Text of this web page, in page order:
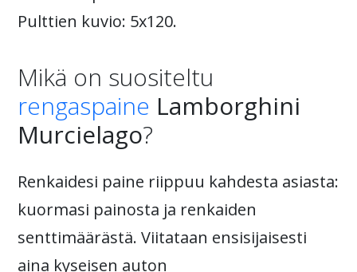
Pulttien kuvio: 5x120.
Mikä on suositeltu
rengaspaine Lamborghini
Murcielago?
Renkaidesi paine riippuu kahdesta asiasta:
kuormasi painosta ja renkaiden
senttimäärästä. Viitataan ensisijaisesti
aina kyseisen auton